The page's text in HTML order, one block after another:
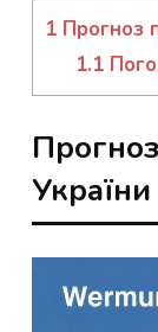
1 Прогноз
1.1
України